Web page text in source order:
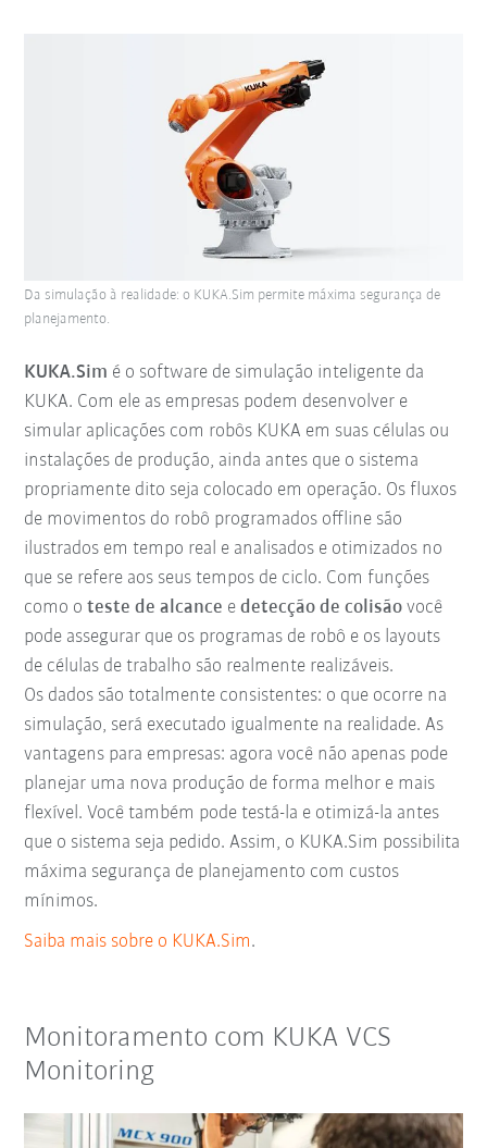
KUKA.Sim é o software de simulação inteligente da
KUKA. Com ele as empresas podem desenvolver e
simular aplicações com robôs KUKA em suas células ou
instalações de produção, ainda antes que o sistema
propriamente dito seja colocado em operação. Os fluxos
de movimentos do robô programados offline são
ilustrados em tempo real e analisados e otimizados no
que se refere aos seus tempos de ciclo. Com funções
como oteste de alcance edetecção de colisão você
pode assegurar que os programas de robô e os layouts
de células de trabalho são realmente realizáveis.
Os dados são totalmente consistentes: o que ocorre na
simulação, será executado igualmente na realidade. As
vantagens para empresas: agora você não apenas pode
planejar uma nova produção de forma melhor e mais
flexível. Você também pode testá-la e otimizá-la antes
que o sistema seja pedido. Assim, o KUKA.Sim possibilita
máxima segurança de planejamento com custos
mínimos.
Saiba mais sobre o KUKA.Sim.
Da simulação à realidade: o KUKA.Sim permite máxima segurança de
planejamento.
Monitoramento com KUKA VCS
Monitoring